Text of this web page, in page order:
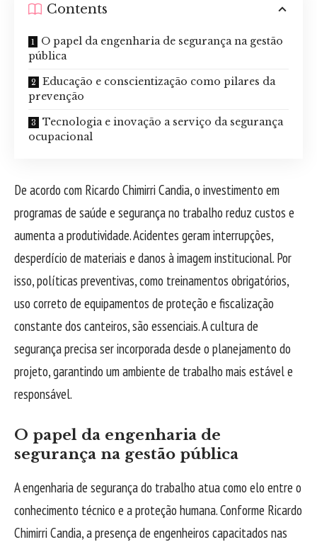
Contents
O papel da engenharia de segurança na gestão
pública
Educação e conscientização como pilares da
prevenção
Tecnologia e inovação a serviço da segurança
ocupacional
De acordo com Ricardo Chimirri Candia, o investimento em
programas de saúde e segurança no trabalho reduz custos e
aumenta a produtividade. Acidentes geram interrupções,
desperdício de materiais e danos à imagem institucional. Por
isso, políticas preventivas, como treinamentos obrigatórios,
uso correto de equipamentos de proteção e fiscalização
constante dos canteiros, são essenciais. A cultura de
segurança precisa ser incorporada desde o planejamento do
projeto, garantindo um ambiente de trabalho mais estável e
responsável.
O papel da engenharia de
segurança na gestão pública
A engenharia de segurança do trabalho atua como elo entre o
conhecimento técnico e a proteção humana. Conforme Ricardo
Chimirri Candia, a presença de engenheiros capacitados nas